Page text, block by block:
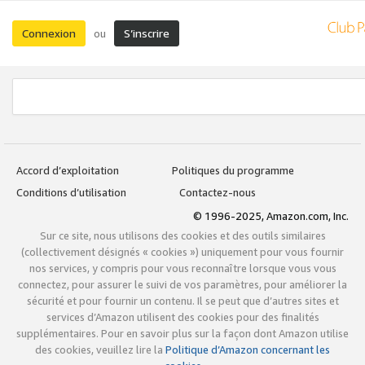
Connexion ou S’inscrire
Accord d’exploitation
Politiques du programme
Conditions d’utilisation
Contactez-nous
© 1996-2025, Amazon.com, Inc.
Sur ce site, nous utilisons des cookies et des outils similaires
(collectivement désignés « cookies ») uniquement pour vous fournir
nos services, y compris pour vous reconnaître lorsque vous vous
connectez, pour assurer le suivi de vos paramètres, pour améliorer la
sécurité et pour fournir un contenu. Il se peut que d’autres sites et
services d’Amazon utilisent des cookies pour des finalités
supplémentaires. Pour en savoir plus sur la façon dont Amazon utilise
des cookies, veuillez lire la Politique d’Amazon concernant les